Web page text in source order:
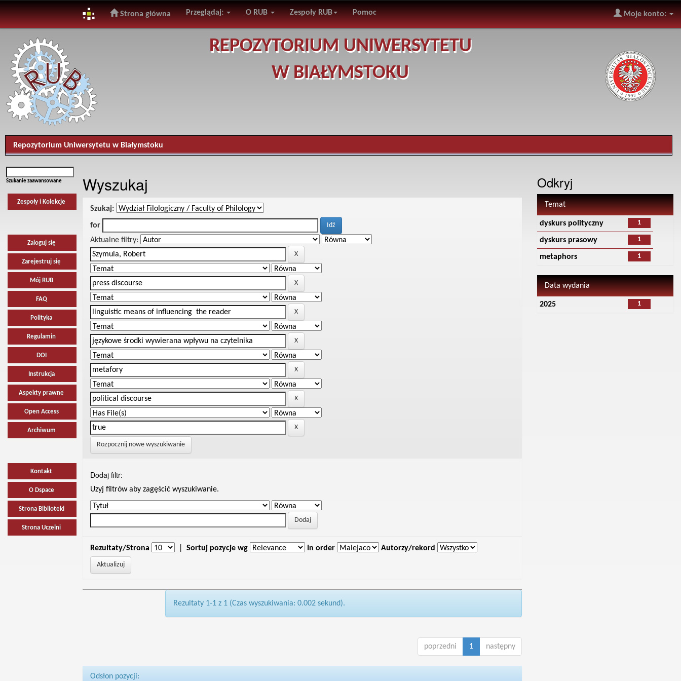
navigation
Strona główna Przeglądaj: O RUB Zespoły RUB Pomoc Moje konto:
REPOZYTORIUM UNIWERSYTETU
W BIAŁYMSTOKU
Repozytorium Uniwersytetu w Białymstoku
Szukanie zaawansowane
Zespoły i Kolekcje
Zaloguj się
Zarejestruj się
Mój RUB
FAQ
Polityka
Regulamin
DOI
Instrukcja
Aspekty prawne
Open Access
Archiwum
Kontakt
O Dspace
Strona Biblioteki
Strona Uczelni
Wyszukaj
Szukaj:
for
Aktualne filtry:
Rozpocznij nowe wyszukiwanie
Dodaj filtr:
Uzyj filtrów aby zagęścić wyszukiwanie.
Rezultaty/Strona Sortuj pozycje wg In order Autorzy/rekord
Rezultaty 1-1 z 1 (Czas wyszukiwania: 0.002 sekund).
poprzedni 1 następny
Odsłon pozycji:
Odkryj
Temat
1
dyskurs polityczny
1
dyskurs prasowy
1
metaphors
Data wydania
1
2025